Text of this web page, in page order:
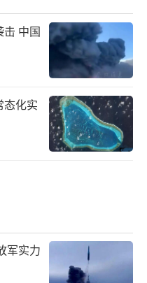
中国
态化实
军实力